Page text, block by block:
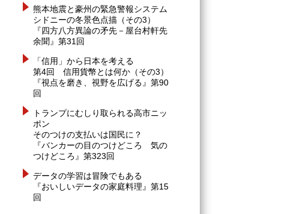
熊本地震と豪州の緊急警報システム
シドニーの冬景色点描（その3）
『四方八方異論の矛先－屋台村軒先
余聞』第31回
「信用」から日本を考える
第4回 信用貨幣とは何か（その3）
『視点を磨き、視野を広げる』第90
回
トランプにむしり取られる高市ニッ
ポン
そのつけの支払いは国民に？
『バンカーの目のつけどころ 気の
つけどころ』第323回
データの学習は冒険でもある
『おいしいデータの家庭料理』第15
回